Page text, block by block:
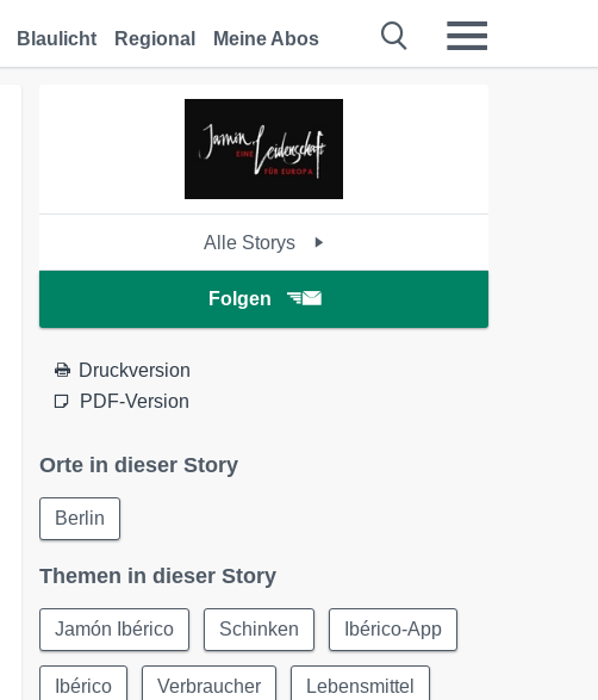
Blaulicht Regional Meine Abos
Alle Storys
Folgen
Druckversion
PDF-Version
Orte in dieser Story
Berlin
Themen in dieser Story
Jamón Ibérico Schinken Ibérico-App
Ibérico Verbraucher Lebensmittel